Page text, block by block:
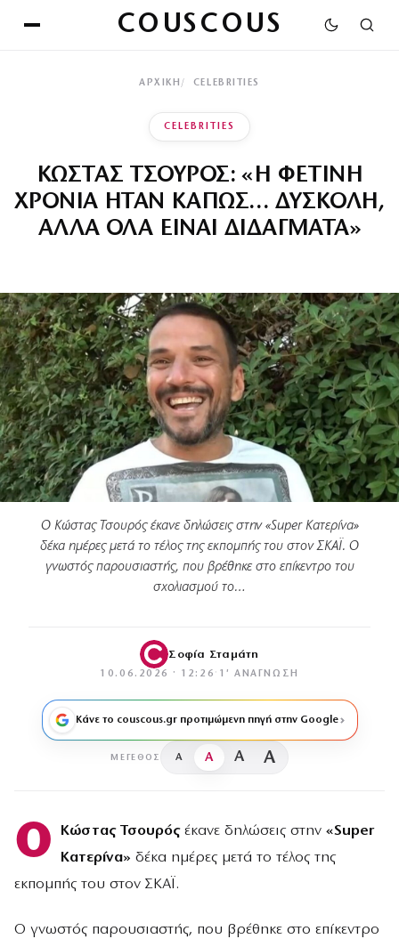
COUSCOUS
ΑΡΧΙΚΉ CELEBRITIES
CELEBRITIES
ΚΩΣΤΑΣ ΤΣΟΥΡΟΣ: «Η ΦΕΤΙΝΗ
ΧΡΟΝΙΑ ΗΤΑΝ ΚΑΠΩΣ… ΔΥΣΚΟΛΗ,
ΑΛΛΑ ΟΛΑ ΕΙΝΑΙ ΔΙΔΑΓΜΑΤΑ»
Ο Κώστας Τσουρός έκανε δηλώσεις στην «Super Κατερίνα»
δέκα ημέρες μετά το τέλος της εκπομπής του στον ΣΚΑΪ. Ο
γνωστός παρουσιαστής, που βρέθηκε στο επίκεντρο του
σχολιασμού το…
Σοφία Σταμάτη
10.06.2026 · 12:26 · 1′ ΑΝΆΓΝΩΣΗ
Κάνε το couscous.gr προτιμώμενη πηγή στην Google
ΜΈΓΕΘΟΣ A A A A
Ο Κώστας Τσουρόςέκανε δηλώσεις στην «Super
Κατερίνα» δέκα ημέρες μετά το τέλος της
εκπομπής του στον ΣΚΑΪ.
Ο γνωστός παρουσιαστής, που βρέθηκε στο επίκεντρο